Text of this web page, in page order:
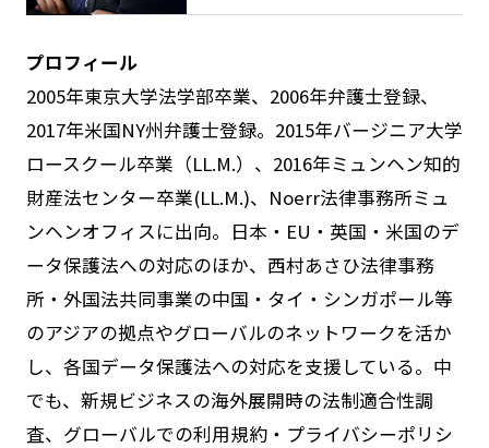
プロフィール
2005年東京大学法学部卒業、2006年弁護士登録、
2017年米国NY州弁護士登録。2015年バージニア大学
ロースクール卒業（LL.M.）、2016年ミュンヘン知的
財産法センター卒業(LL.M.)、Noerr法律事務所ミュ
ンヘンオフィスに出向。日本・EU・英国・米国のデ
ータ保護法への対応のほか、西村あさひ法律事務
所・外国法共同事業の中国・タイ・シンガポール等
のアジアの拠点やグローバルのネットワークを活か
し、各国データ保護法への対応を支援している。中
でも、新規ビジネスの海外展開時の法制適合性調
査、グローバルでの利用規約・プライバシーポリシ